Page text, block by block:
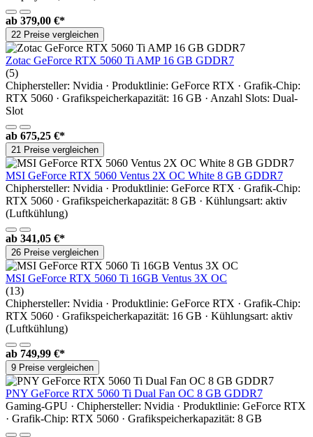
ab 379,00 €*
22 Preise vergleichen
Zotac GeForce RTX 5060 Ti AMP 16 GB GDDR7
(5)
Chiphersteller: Nvidia · Produktlinie: GeForce RTX · Grafik-Chip:
RTX 5060 · Grafikspeicherkapazität: 16 GB · Anzahl Slots: Dual-
Slot
ab 675,25 €*
21 Preise vergleichen
MSI GeForce RTX 5060 Ventus 2X OC White 8 GB GDDR7
Chiphersteller: Nvidia · Produktlinie: GeForce RTX · Grafik-Chip:
RTX 5060 · Grafikspeicherkapazität: 8 GB · Kühlungsart: aktiv
(Luftkühlung)
ab 341,05 €*
26 Preise vergleichen
MSI GeForce RTX 5060 Ti 16GB Ventus 3X OC
(13)
Chiphersteller: Nvidia · Produktlinie: GeForce RTX · Grafik-Chip:
RTX 5060 · Grafikspeicherkapazität: 16 GB · Kühlungsart: aktiv
(Luftkühlung)
ab 749,99 €*
9 Preise vergleichen
PNY GeForce RTX 5060 Ti Dual Fan OC 8 GB GDDR7
Gaming-GPU · Chiphersteller: Nvidia · Produktlinie: GeForce RTX
· Grafik-Chip: RTX 5060 · Grafikspeicherkapazität: 8 GB